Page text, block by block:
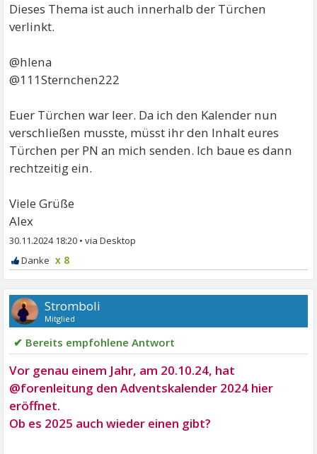
Dieses Thema ist auch innerhalb der Türchen
verlinkt.
@hlena
@111Sternchen222
Euer Türchen war leer. Da ich den Kalender nun
verschließen musste, müsst ihr den Inhalt eures
Türchen per PN an mich senden. Ich baue es dann
rechtzeitig ein.
Viele Grüße
Alex
30.11.2024 18:20 •
x 8
Stromboli
Mitglied
✔ Bereits empfohlene Antwort
Vor genau einem Jahr, am 20.10.24, hat
@forenleitung den Adventskalender 2024 hier
eröffnet.
Ob es 2025 auch wieder einen gibt?